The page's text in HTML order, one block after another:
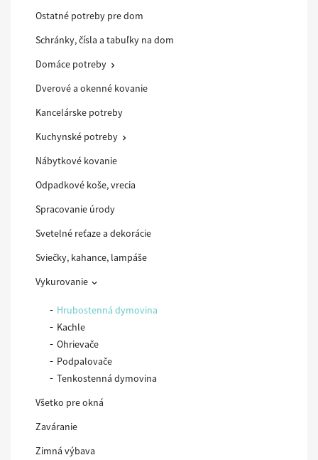
Ostatné potreby pre dom
Schránky, čísla a tabuľky na dom
Domáce potreby 
Dverové a okenné kovanie
Kancelárske potreby
Kuchynské potreby 
Nábytkové kovanie
Odpadkové koše, vrecia
Spracovanie úrody
Svetelné reťaze a dekorácie
Sviečky, kahance, lampáše
Vykurovanie 
Hrubostenná dymovina
Kachle
Ohrievače
Podpalovače
Tenkostenná dymovina
Všetko pre okná
Zaváranie
Zimná výbava